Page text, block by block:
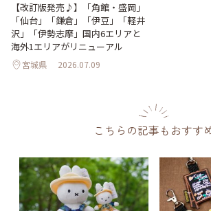
【改訂版発売♪】「角館・盛岡」
「仙台」「鎌倉」「伊豆」「軽井
沢」「伊勢志摩」国内6エリアと
海外1エリアがリニューアル
宮城県 2026.07.09
こちらの記事もおすす